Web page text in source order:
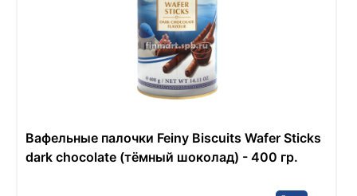
Вафельные палочки Feiny Biscuits Wafer Sticks
dark chocolate (тёмный шоколад) - 400 гр.